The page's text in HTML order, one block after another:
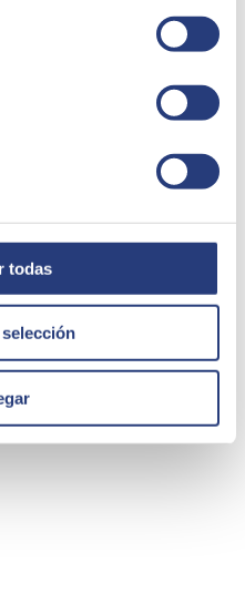
todas
mejorar la experiencia de